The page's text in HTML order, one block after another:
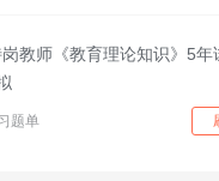
教师《教育理论知识》5年
题单